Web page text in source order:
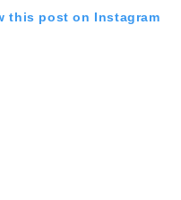
this post on Instagram